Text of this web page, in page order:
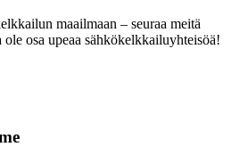
maailmaan – seuraa meitä
ole osa upeaa sähkökelkkailuyhteisöä!